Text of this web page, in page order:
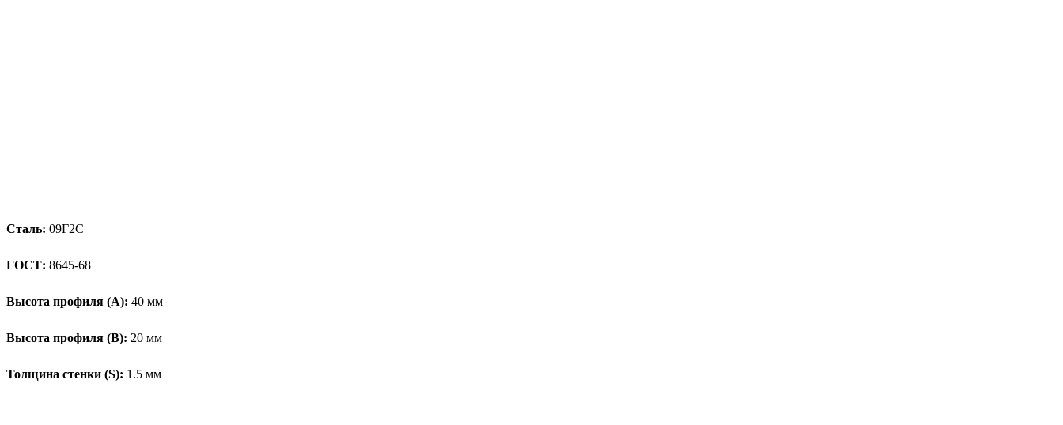
Сталь: 09Г2С
ГОСТ: 8645-68
Высота профиля (А): 40 мм
Высота профиля (B): 20 мм
Толщина стенки (S): 1.5 мм